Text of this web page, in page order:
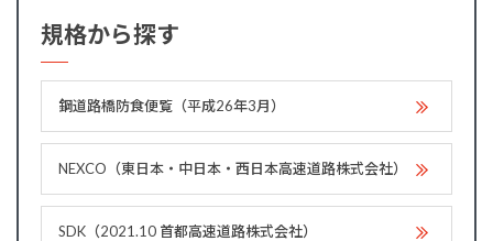
規格から探す
鋼道路橋防食便覧（平成26年3月）
NEXCO（東日本・中日本・西日本高速道路株式会社）
SDK（2021.10 首都高速道路株式会社）